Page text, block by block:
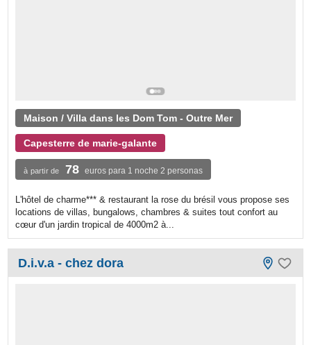
Maison / Villa dans les Dom Tom - Outre Mer
Capesterre de marie-galante
à partir de 78 euros para 1 noche 2 personas
L'hôtel de charme*** & restaurant la rose du brésil vous propose ses
locations de villas, bungalows, chambres & suites tout confort au
cœur d'un jardin tropical de 4000m2 à...
D.i.v.a - chez dora